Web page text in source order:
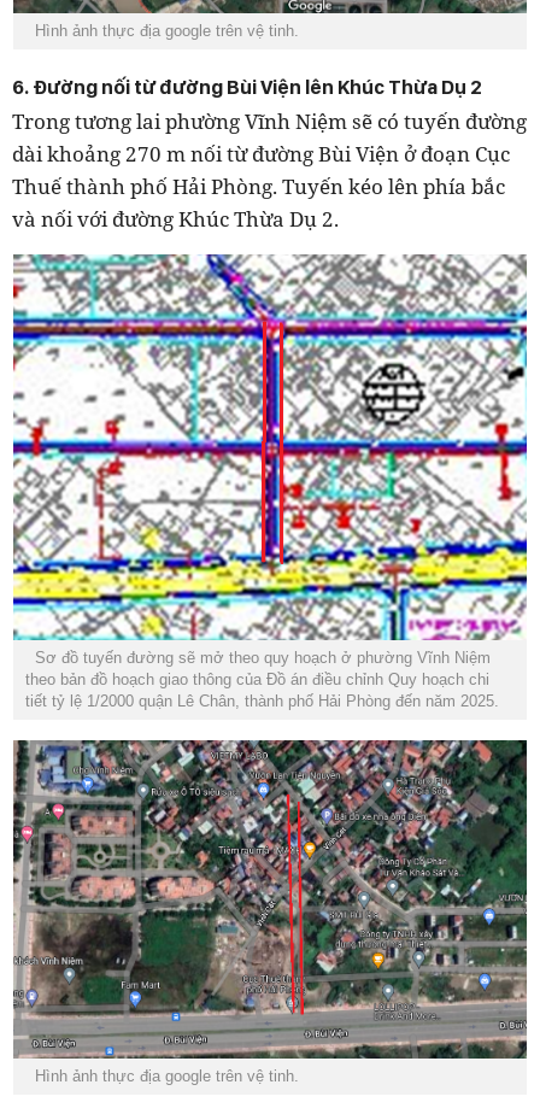
Hình ảnh thực địa google trên vệ tinh.
6. Đường nối từ đường Bùi Viện lên Khúc Thừa Dụ 2
Trong tương lai phường Vĩnh Niệm sẽ có tuyến đường
dài khoảng 270 m nối từ đường Bùi Viện ở đoạn Cục
Thuế thành phố Hải Phòng. Tuyến kéo lên phía bắc
và nối với đường Khúc Thừa Dụ 2.
Sơ đồ tuyến đường sẽ mở theo quy hoạch ở phường Vĩnh Niệm
theo bản đồ hoạch giao thông của Đồ án điều chỉnh Quy hoạch chi
tiết tỷ lệ 1/2000 quận Lê Chân, thành phố Hải Phòng đến năm 2025.
Hình ảnh thực địa google trên vệ tinh.